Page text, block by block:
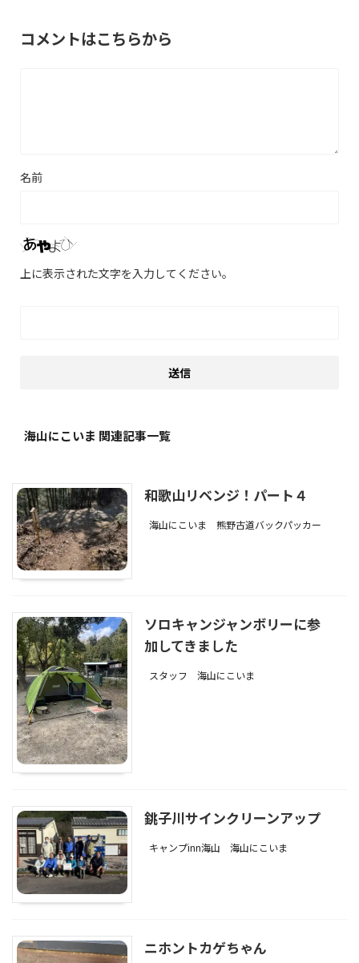
コメントはこちらから
名前
上に表示された文字を入力してください。
海山にこいま 関連記事一覧
和歌山リベンジ！パート４
海山にこいま 熊野古道バックパッカー
ソロキャンジャンボリーに参
加してきました
スタッフ 海山にこいま
銚子川サインクリーンアップ
キャンプinn海山 海山にこいま
ニホントカゲちゃん